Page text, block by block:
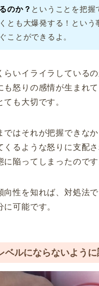
のか？ ということを把握
とも大爆発する！という
ことができるよ。
らいイライラしている
も怒りの感情が生まれて
も大切です。
はそれが把握できなか
くるような怒りに支配さ
に陥ってしまったのです
向性を知れば、対処法
可能です。
ルにならないように